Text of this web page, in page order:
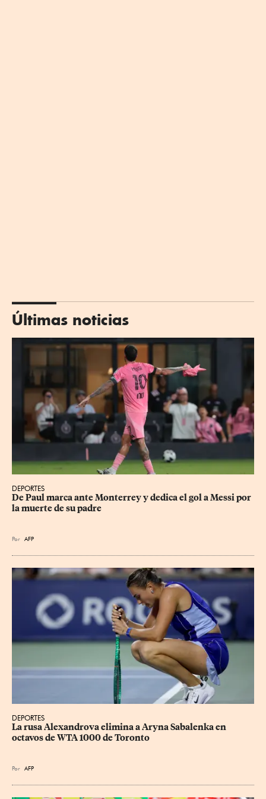
Últimas noticias
DEPORTES
De Paul marca ante Monterrey y dedica el gol a Messi por
la muerte de su padre
Por AFP
DEPORTES
La rusa Alexandrova elimina a Aryna Sabalenka en
octavos de WTA 1000 de Toronto
Por AFP